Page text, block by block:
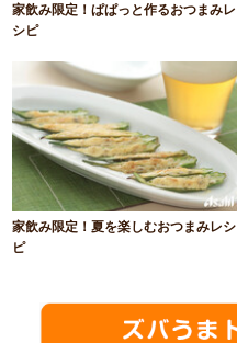
家飲み限定！ぱぱっと作るおつまみレ
シピ
家飲み限定！夏を楽しむおつまみレシ
ピ